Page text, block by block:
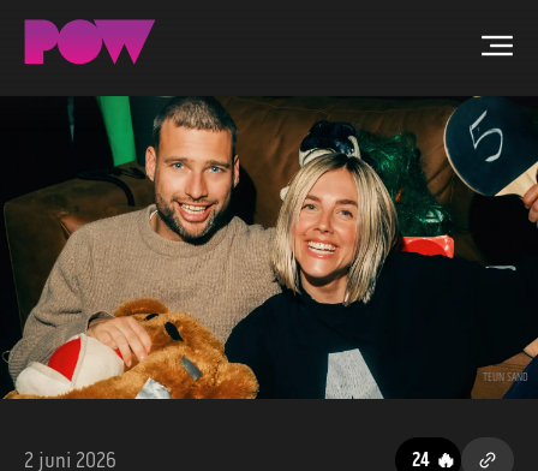
ZOEKEN
NIEUWS
PROGRAMMA'S
TIP DE REDACTIE
WORD LID
TEUN SAND
2 juni 2026 24 🔥